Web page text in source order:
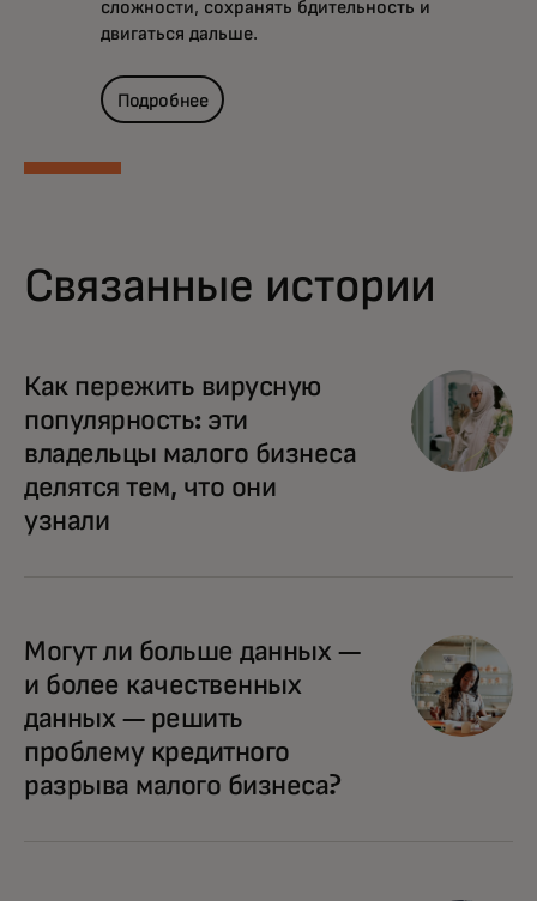
сложности, сохранять бдительность и
двигаться дальше.
Подробнее
Связанные истории
Как пережить вирусную
популярность: эти
владельцы малого бизнеса
делятся тем, что они
узнали
Могут ли больше данных —
и более качественных
данных — решить
проблему кредитного
разрыва малого бизнеса?